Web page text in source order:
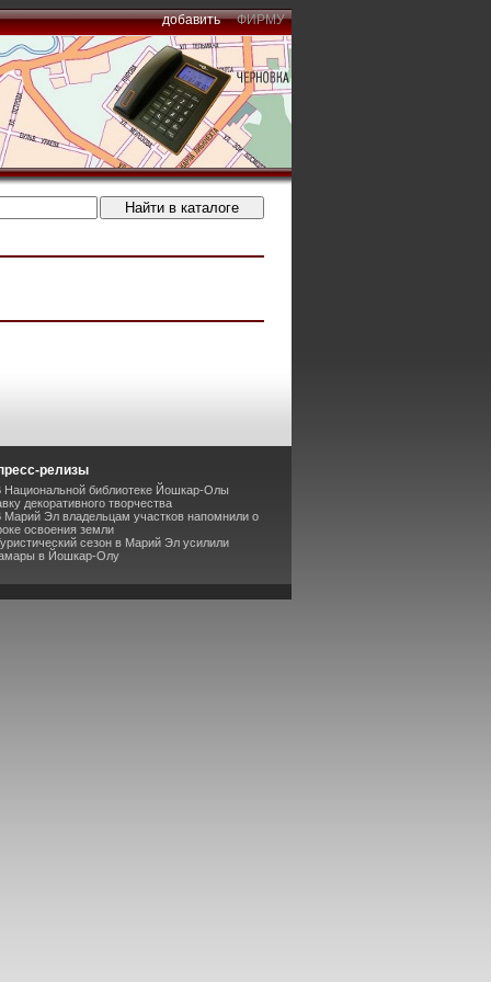
добавить ФИРМУ
релизы
Национальной библиотеке Йошкар-Олы
декоративного творчества
Марий Эл владельцам участков напомнили о
освоения земли
сезон в Марий Эл усилили
в Йошкар-Олу